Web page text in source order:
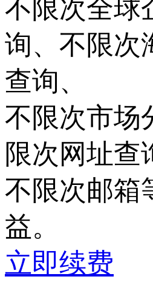
不限次全球
询、 不限次
查询、
不限次市场
限次 网址查
不限次邮箱
益。
立即续费